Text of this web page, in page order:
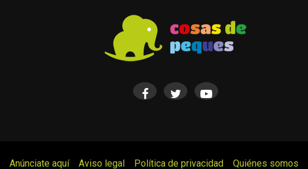
Anúnciate aquí Aviso legal Política de privacidad Quiénes somos